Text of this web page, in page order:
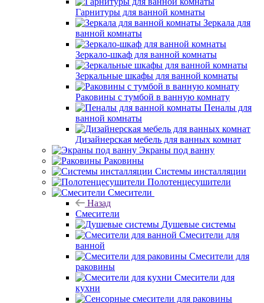
Гарнитуры для ванной комнаты
Зеркала для
ванной комнаты
Зеркало-шкаф для ванной комнаты
Зеркальные шкафы для ванной комнаты
Раковины с тумбой в ванную комнату
Пеналы для
ванной комнаты
Дизайнерская мебель для ванных комнат
Экраны под ванну
Раковины
Системы инсталляции
Полотенцесушители
Смесители
Назад
Смесители
Душевые системы
Смесители для
ванной
Смесители для
раковины
Смесители для
кухни